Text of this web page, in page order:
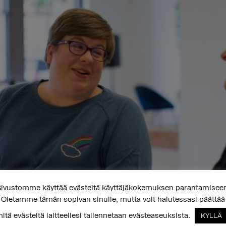
käyttää evästeitä käyttäjäkokemuksen
Oletamme tämän sopivan sinulle, mutta voit halutessasi päättää
evästeitä laitteellesi tallennetaan evästeaseuksista. KYLLÄ